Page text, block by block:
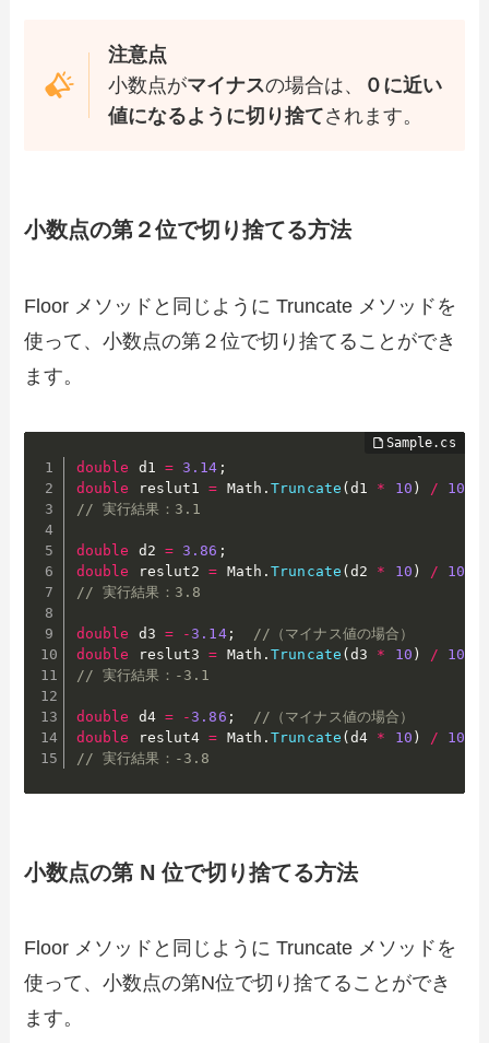
注意点
小数点がマイナスの場合は、
０に近い
値になるように切り捨てされます。
小数点の第２位で切り捨てる方法
Floor メソッドと同じように Truncate メソッドを
使って、小数点の第２位で切り捨てることができ
ます。
double d1 = 3.14 ;
double reslut1 = Math .Truncate (d1 * 10 ) / 10
// 実行結果：3.1
double d2 = 3.86 ;
double reslut2 = Math .Truncate (d2 * 10 ) / 10
// 実行結果：3.8
double d3 = -3.14;
//（マイナス値の場合）
double reslut3 = Math .Truncate (d3 * 10 ) / 10
// 実行結果：-3.1
double d4 = -3.86 ;
//（マイナス値の場合）
double reslut4 = Math .Truncate (d4 * 10 ) / 10
// 実行結果：-3.8
小数点の第 N 位で切り捨てる方法
Floor メソッドと同じように Truncate メソッドを
使って、小数点の第N位で切り捨てることができ
ます。